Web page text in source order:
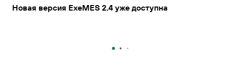
Новая версия ExeMES 2.4 уже доступна